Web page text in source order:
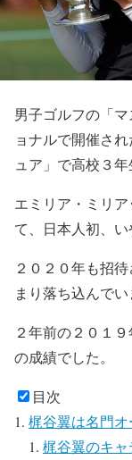
男子ゴルフの「
ョナルで開催さ
ュア」で高校３
エミリア・ミリ
て、日本人初、い
２０２０年も招
まり落ち込んでい
２年前の２０１
の成績でした。
目次
梶谷翼は名門オ
梶谷翼のキャ